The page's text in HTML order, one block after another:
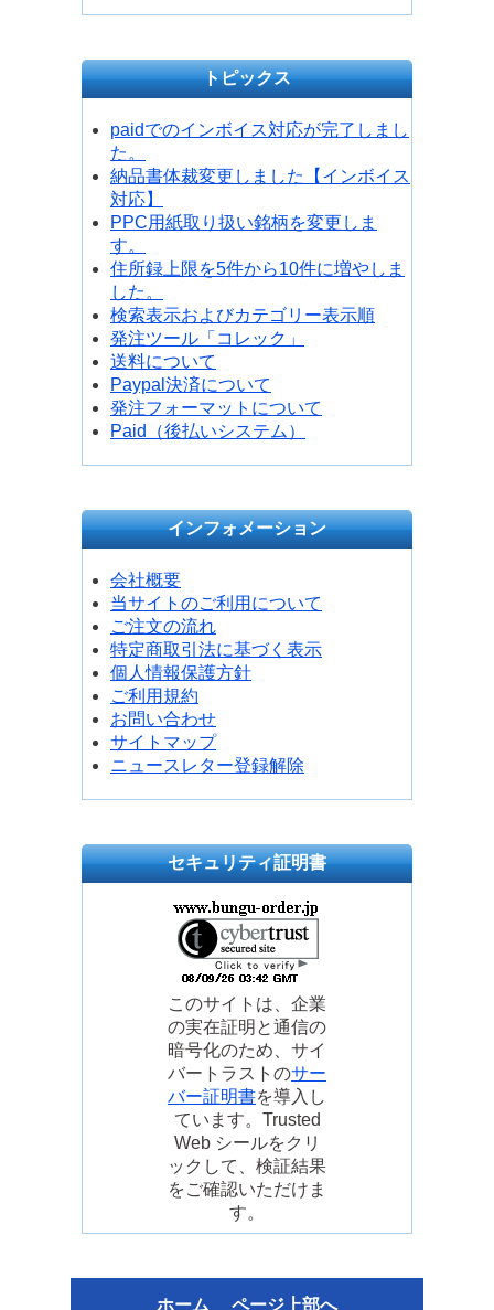
トピックス
paidでのインボイス対応が完了しまし
た。
納品書体裁変更しました【インボイス
対応】
PPC用紙取り扱い銘柄を変更しま
す。
住所録上限を5件から10件に増やしま
した。
検索表示およびカテゴリー表示順
発注ツール「コレック」
送料について
Paypal決済について
発注フォーマットについて
Paid（後払いシステム）
インフォメーション
会社概要
当サイトのご利用について
ご注文の流れ
特定商取引法に基づく表示
個人情報保護方針
ご利用規約
お問い合わせ
サイトマップ
ニュースレター登録解除
セキュリティ証明書
このサイトは、企業
の実在証明と通信の
暗号化のため、サイ
バートラストのサー
バー証明書を導入し
ています。Trusted
Web シールをクリ
ックして、検証結果
をご確認いただけま
す。
ホーム ページ上部へ